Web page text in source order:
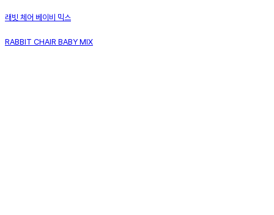
래빗 체어 베이비 믹스
RABBIT CHAIR BABY MIX